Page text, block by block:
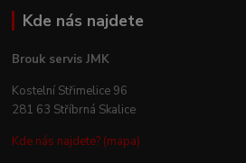
Kde nás najdete
Brouk servis JMK
Kostelní Střimelice 96
281 63 Stříbrná Skalice
Kde nás najdete? (mapa)